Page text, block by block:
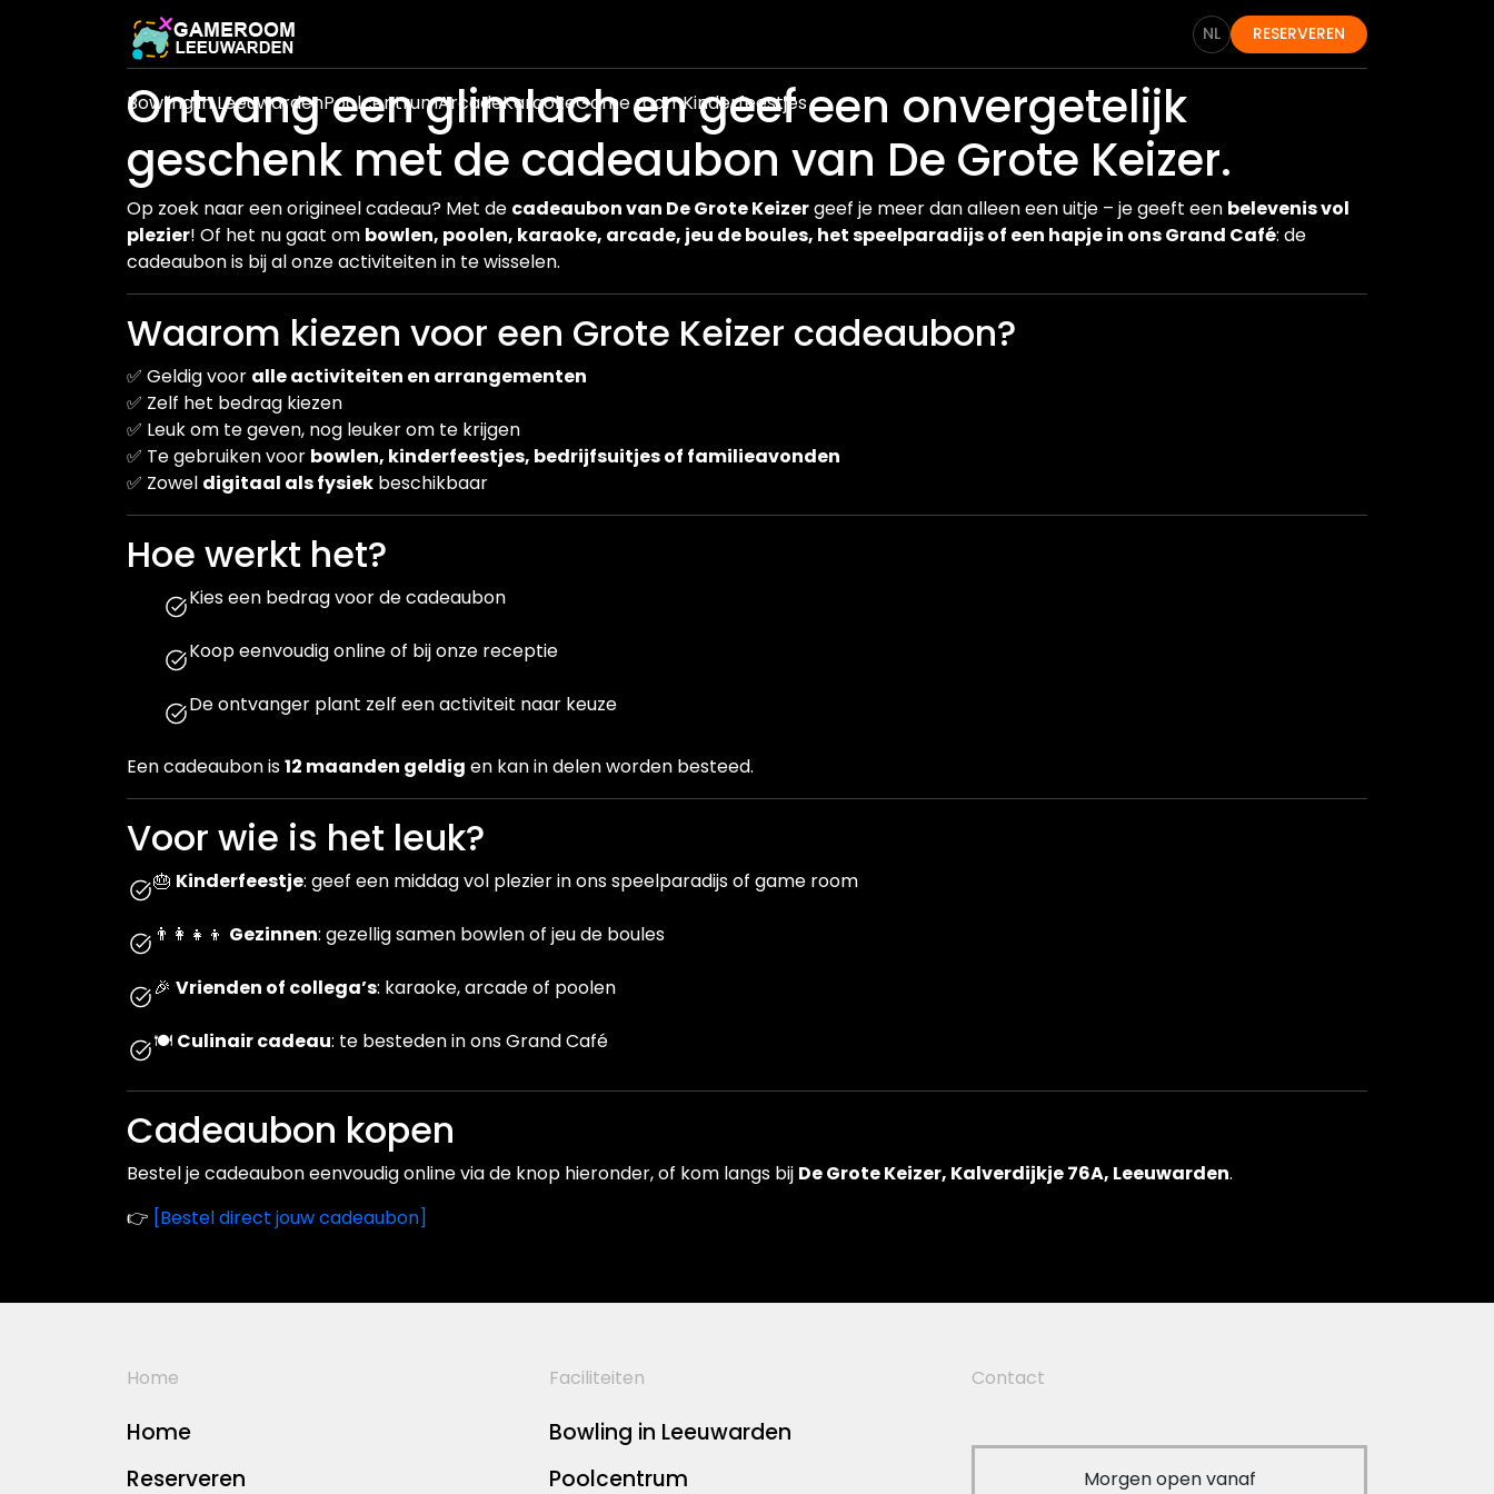
NL RESERVEREN
Bowling in LeeuwardenPoolcentrumArcadeKaraokeGame roomKinderfeestjes
Ontvang een glimlach en geef een onvergetelijk
geschenk met de cadeaubon van De Grote Keizer.
Op zoek naar een origineel cadeau? Met de cadeaubon van De Grote Keizergeef je meer dan alleen een uitje – je geeft een belevenis vol
plezier! Of het nu gaat om bowlen, poolen, karaoke, arcade, jeu de boules, het speelparadijs of een hapje in ons Grand Café: de
cadeaubon is bij al onze activiteiten in te wisselen.
Waarom kiezen voor een Grote Keizer cadeaubon?
✅ Geldig voor alle activiteiten en arrangementen
✅ Zelf het bedrag kiezen
✅ Leuk om te geven, nog leuker om te krijgen
✅ Te gebruiken voor bowlen, kinderfeestjes, bedrijfsuitjes of familieavonden
✅ Zowel digitaal als fysiek beschikbaar
Hoe werkt het?
Kies een bedrag voor de cadeaubon
Koop eenvoudig online of bij onze receptie
De ontvanger plant zelf een activiteit naar keuze
Een cadeaubon is12 maanden geldig en kan in delen worden besteed.
Voor wie is het leuk?
🎂 Kinderfeestje: geef een middag vol plezier in ons speelparadijs of game room
👨‍👩‍👧‍👦 Gezinnen: gezellig samen bowlen of jeu de boules
🎉 Vrienden of collega’s: karaoke, arcade of poolen
🍽️ Culinair cadeau: te besteden in ons Grand Café
Cadeaubon kopen
Bestel je cadeaubon eenvoudig online via de knop hieronder, of kom langs bij De Grote Keizer, Kalverdijkje 76A, Leeuwarden.
👉 [Bestel direct jouw cadeaubon]
Home
Home
Reserveren
Faciliteiten
Bowling in Leeuwarden
Poolcentrum
Contact
Morgen open vanaf